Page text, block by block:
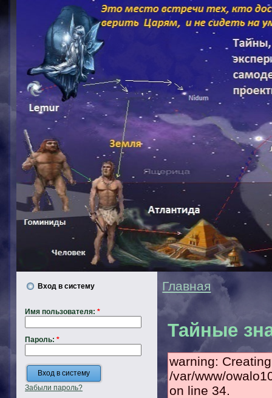
Вход в систему
Имя пользователя: *
Пароль: *
Забыли пароль?
Главная
Тайные
warning:
/var/www/
on line 34.